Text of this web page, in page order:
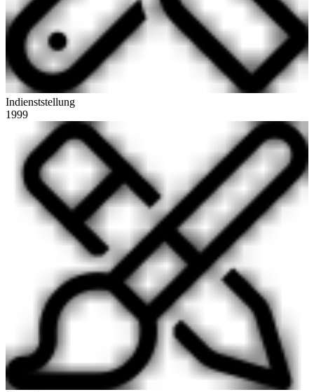
Indienststellung
1999